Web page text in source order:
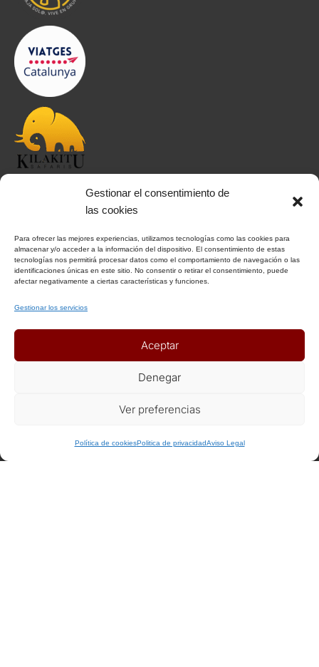
Gestionar el consentimiento de
las cookies
Para ofrecer las mejores experiencias, utilizamos tecnologías como las cookies para
almacenar y/o acceder a la información del dispositivo. El consentimiento de estas
tecnologías nos permitirá procesar datos como el comportamiento de navegación o las
identificaciones únicas en este sitio. No consentir o retirar el consentimiento, puede
afectar negativamente a ciertas características y funciones.
Gestionar los servicios
Aceptar
Denegar
Ver preferencias
Política de cookiesPolitica de privacidadAviso Legal
INFORMACIÓN
Aviso Legal
Política de Privacidad
Política de Cookies
ENLACES DE INTERÉS
Recomendaciones de viaje del Ministerio de Exterior